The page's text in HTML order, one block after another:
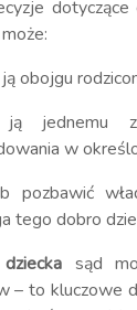
dotyczące
obojgu
ją
w
pozbawić
tego dobro
sąd
– to kluczowe